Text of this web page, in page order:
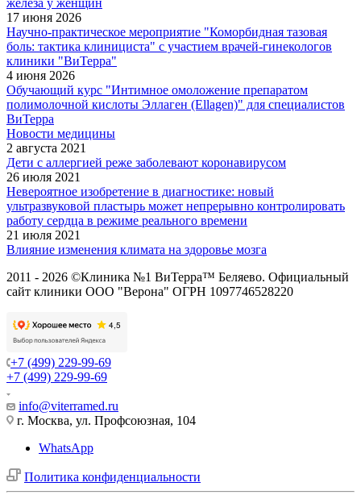
железа у женщин
17 июня 2026
Научно-практическое мероприятие "Коморбидная тазовая
боль: тактика клинициста" с участием врачей-гинекологов
клиники "ВиТерра"
4 июня 2026
Обучающий курс "Интимное омоложение препаратом
полимолочной кислоты Эллаген (Ellagen)" для специалистов
ВиТерра
Новости медицины
2 августа 2021
Дети с аллергией реже заболевают коронавирусом
26 июля 2021
Невероятное изобретение в диагностике: новый
ультразвуковой пластырь может непрерывно контролировать
работу сердца в режиме реального времени
21 июля 2021
Влияние изменения климата на здоровье мозга
2011 - 2026 ©Клиника №1 ВиТерра™ Беляево. Официальный
сайт клиники ООО "Верона" ОГРН 1097746528220
+7 (499) 229-99-69
+7 (499) 229-99-69
info@viterramed.ru
г. Москва, ул. Профсоюзная, 104
WhatsApp
Политика конфиденциальности